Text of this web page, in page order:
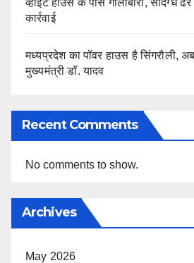
व्हाइट हाउस के पास गोलीबारी, संदिग्ध
कार्रवाई
मध्यप्रदेश का पॉवर हाउस है सिंगरौली,
मुख्यमंत्री डॉ. यादव
Recent Comments
No comments to show.
Archives
May 2026